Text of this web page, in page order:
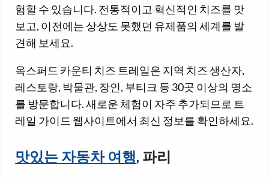
험할 수 있습니다. 전통적이고 혁신적인 치즈를 맛
보고, 이전에는 상상도 못했던 유제품의 세계를 발
견해 보세요.
옥스퍼드 카운티 치즈 트레일은 지역 치즈 생산자,
레스토랑, 박물관, 장인, 부티크 등 30곳 이상의 명소
를 방문합니다. 새로운 체험이 자주 추가되므로 트
레일 가이드 웹사이트에서 최신 정보를 확인하세요.
맛있는 자동차 여행, 파리